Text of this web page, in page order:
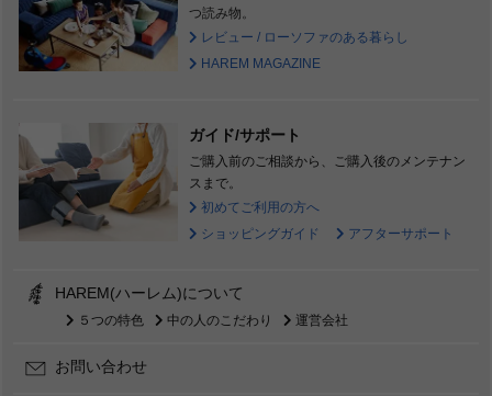
つ読み物。
レビュー / ローソファのある暮らし
HAREM MAGAZINE
ガイド/サポート
ご購入前のご相談から、ご購入後のメンテナン
スまで。
初めてご利用の方へ
ショッピングガイド
アフターサポート
HAREM(ハーレム)について
５つの特色 中の人のこだわり 運営会社
お問い合わせ